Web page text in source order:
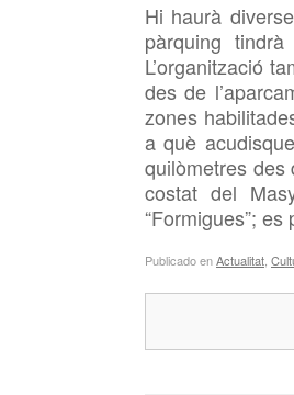
Hi haurà
pàrquing
L’organització
des de
zones
a què
quilòmetres des
costat del
“Formigues”;
Publicado enActualitat